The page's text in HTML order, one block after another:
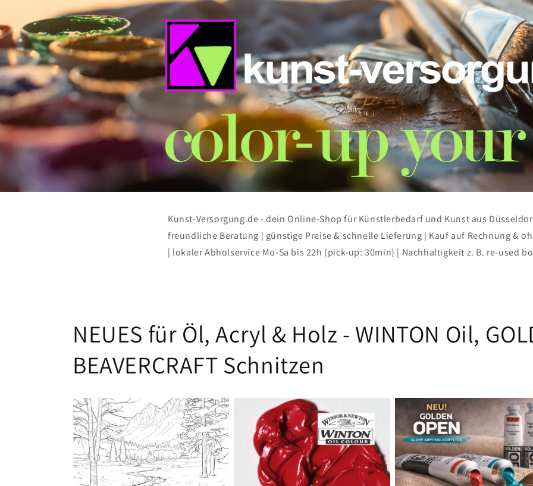
Kunst-Versorgung.de - dein Online-Shop für Künstlerbedarf und Kunst aus
freundliche Beratung | günstige Preise & schnelle Lieferung | Kauf auf Rechnung &
| lokaler Abholservice Mo-Sa bis 22h (pick-up: 30min) | Nachhaltigkeit z. B. re-used
NEUES für Öl, Acryl & Holz - WINTON Oil,
BEAVERCRAFT Schnitzen